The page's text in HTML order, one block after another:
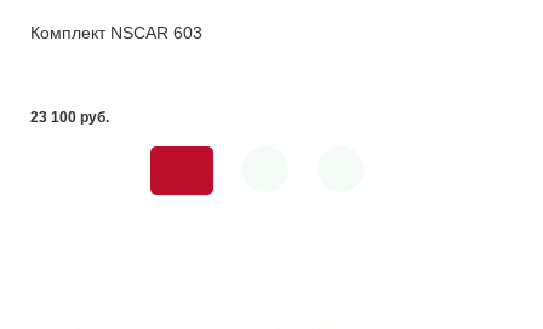
Комплект NSCAR 603
23 100 pуб.